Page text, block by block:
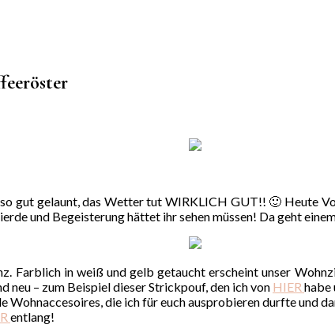
gut gelaunt, das Wetter tut WIRKLICH GUT!! 🙂 Heute
und Begeisterung hättet ihr sehen müssen! Da geht
Farblich in weiß und gelb getaucht erscheint unser
neu – zum Beispiel dieser Strickpouf, den ich von HIER habe
die ich für euch ausprobieren durfte und
entlang!